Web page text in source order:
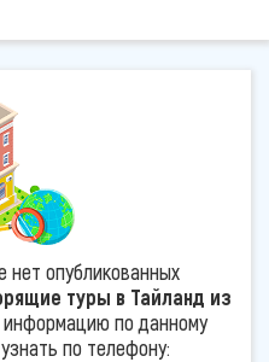
нет опубликованных
туры в Тайланд из
по данному
по телефону: